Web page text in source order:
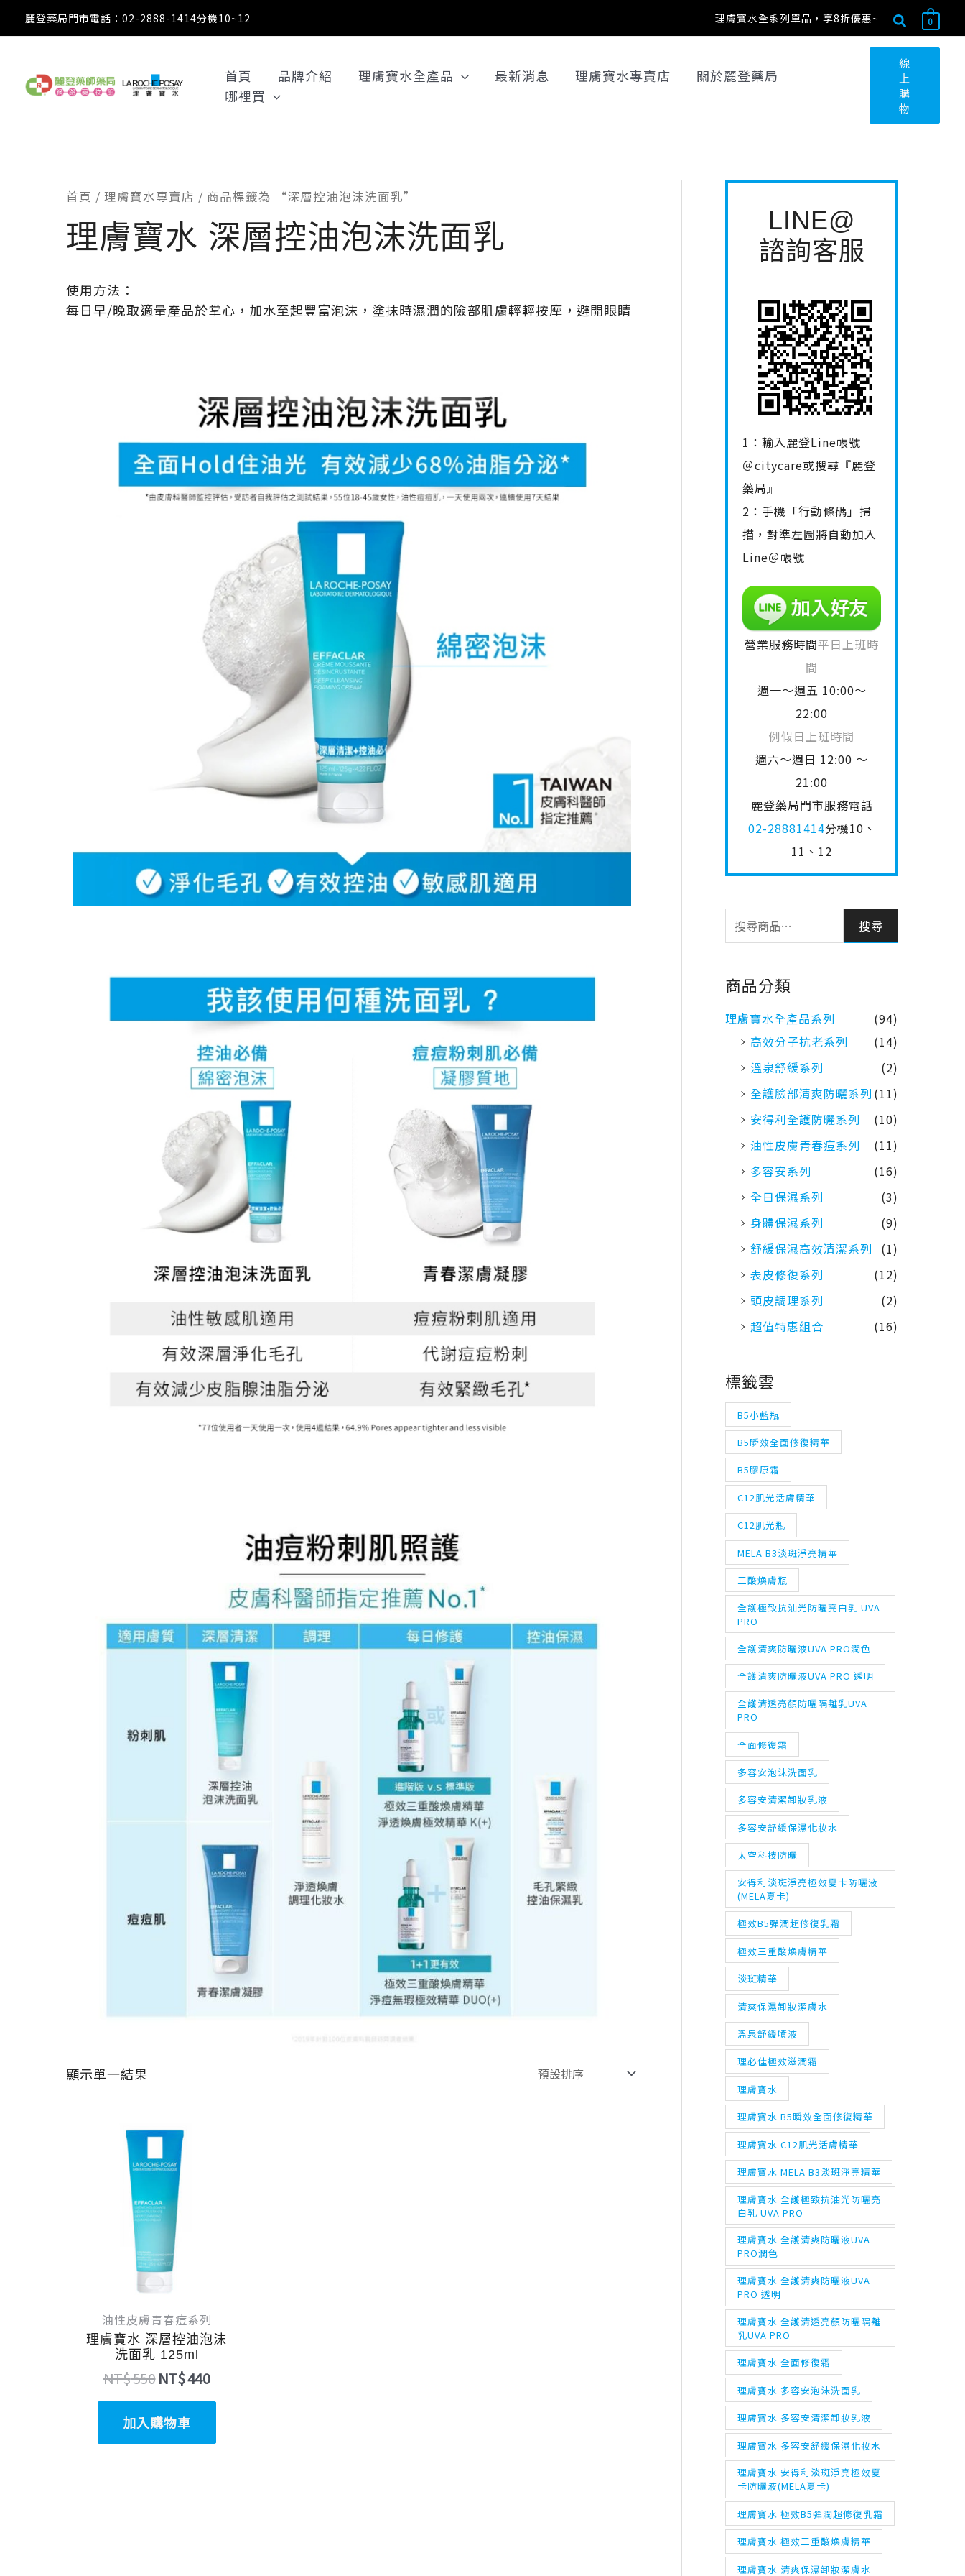
麗登藥局門市電話：02-2888-1414分機10~12 理膚寶水全系列單品，享8折優惠~
搜
尋
0
首頁 品牌介紹 理膚寶水全產品 最新消息 理膚寶水專賣店
關於麗登藥局
哪裡買
線
上
購
物
首頁 / 理膚寶水專賣店 / 商品標籤為 “深層控油泡沫洗面乳”
理膚寶水 深層控油泡沫洗面乳
使用方法：
每日早/晚取適量產品於掌心，加水至起豐富泡沫，塗抹時濕潤的險部肌膚輕輕按摩，避開眼睛
顯示單一結果
油性皮膚青春痘系列
理膚寶水 深層控油泡沫
洗面乳 125ml
NT$550
原
價
格：
NT$ 550。
NT$440
加入購物車
LINE@
諮詢客服
1：輸入麗登Line帳號
＠citycare或搜尋『麗登
藥局』
2：手機「行動條碼」掃
描，對準左圖將自動加入
Line＠帳號
營業服務時間平日上班時
間
週一～週五 10:00～
22:00
例假日上班時間
週六～週日 12:00 ～
21:00
麗登藥局門市服務電話
02-28881414分機10、
11、12
搜
尋
鍵
搜尋
商品分類
理膚寶水全產品系列
(94)
高效分子抗老系列
(14)
溫泉舒緩系列
(2)
全護臉部清爽防曬系列 (11)
安得利全護防曬系列
(10)
油性皮膚青春痘系列
(11)
多容安系列
(16)
全日保濕系列
(3)
身體保濕系列
(9)
舒緩保濕高效清潔系列
(1)
表皮修復系列
(12)
頭皮調理系列
(2)
超值特惠組合
(16)
標籤雲
B5小藍瓶
B5瞬效全面修復精華
B5膠原霜
C12肌光活膚精華
C12肌光瓶
MELA B3淡斑淨亮精華
三酸煥膚瓶
全護極致抗油光防曬亮白乳 UVA
PRO
全護清爽防曬液UVA PRO潤色
全護清爽防曬液UVA PRO 透明
全護清透亮顏防曬隔離乳UVA
PRO
全面修復霜
多容安泡沫洗面乳
多容安清潔卸妝乳液
多容安舒緩保濕化妝水
太空科技防曬
安得利淡斑淨亮極效夏卡防曬液
(MELA夏卡)
極效B5彈潤超修復乳霜
極效三重酸煥膚精華
淡斑精華
清爽保濕卸妝潔膚水
溫泉舒緩噴液
理必佳極效滋潤霜
理膚寶水
理膚寶水 B5瞬效全面修復精華
理膚寶水 C12肌光活膚精華
理膚寶水 MELA B3淡斑淨亮精華
理膚寶水 全護極致抗油光防曬亮
白乳 UVA PRO
理膚寶水 全護清爽防曬液UVA
PRO潤色
理膚寶水 全護清爽防曬液UVA
PRO 透明
理膚寶水 全護清透亮顏防曬隔離
乳UVA PRO
理膚寶水 全面修復霜
理膚寶水 多容安泡沫洗面乳
理膚寶水 多容安清潔卸妝乳液
理膚寶水 多容安舒緩保濕化妝水
理膚寶水 安得利淡斑淨亮極效夏
卡防曬液(MELA夏卡)
理膚寶水 極效B5彈潤超修復乳霜
理膚寶水 極效三重酸煥膚精華
理膚寶水 清爽保濕卸妝潔膚水